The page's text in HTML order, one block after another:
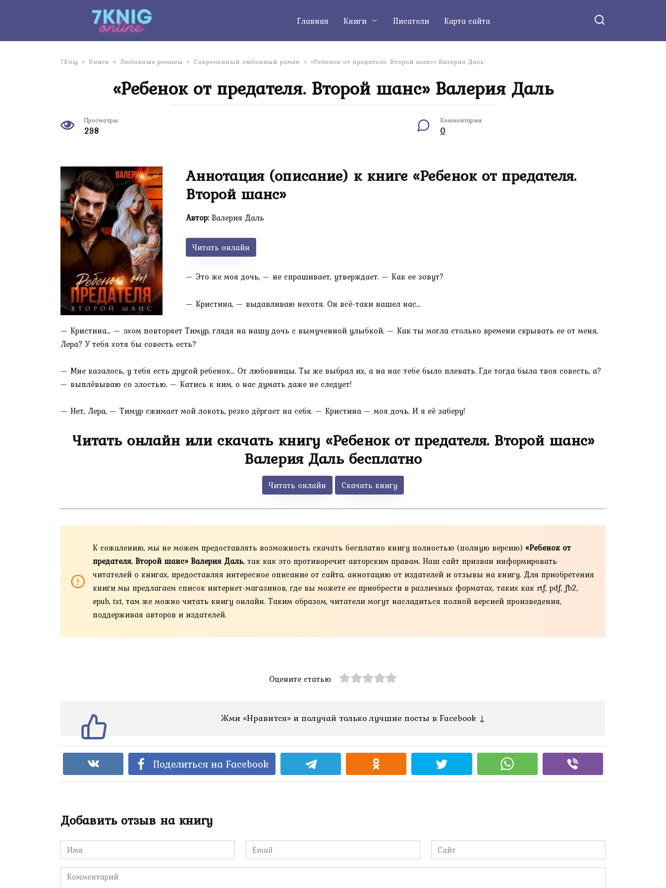
Главная Книги Писатели Карта сайта
7Knig » Книги » Любовные романы » Современный любовный роман » «Ребенок от предателя. Второй шанс» Валерия Даль
«Ребенок от предателя. Второй шанс» Валерия Даль
Просмотры
298
Комментарии
0
Аннотация (описание) к книге «Ребенок от предателя.
Второй шанс»
Автор:Валерия Даль
Читать онлайн
— Это же моя дочь, — не спрашивает, утверждает. — Как ее зовут?
— Кристина, — выдавливаю нехотя. Он всё-таки нашел нас…
— Кристина… — эхом повторяет Тимур, глядя на нашу дочь с вымученной улыбкой. — Как ты могла столько времени скрывать ее от меня,
Лера? У тебя хотя бы совесть есть?
— Мне казалось, у тебя есть другой ребенок… От любовницы. Ты же выбрал их, а на нас тебе было плевать. Где тогда была твоя совесть, а?
— выплёвываю со злостью. — Катись к ним, о нас думать даже не следует!
— Нет, Лера, — Тимур сжимает мой локоть, резко дёргает на себя. — Кристина — моя дочь. И я её заберу!
Читать онлайн или скачать книгу «Ребенок от предателя. Второй шанс»
Валерия Даль бесплатно
Читать онлайн Скачать книгу
К сожалению, мы не можем предоставлять возможность скачать бесплатно книгу полностью (полную версию) «Ребенок от
предателя. Второй шанс» Валерия Даль, так как это противоречит авторским правам. Наш сайт призван информировать
читателей о книгах, предоставляя интересное описание от сайта, аннотацию от издателей и отзывы на книгу. Для приобретения
книги мы предлагаем список интернет-магазинов, где вы можете ее приобрести в различных форматах, таких как rtf, pdf, fb2,
epub, txt, там же можно читать книгу онлайн. Таким образом, читатели могут насладиться полной версией произведения,
поддерживая авторов и издателей.
Оцените статью
Жми «Нравится» и получай только лучшие посты в Facebook ↓
Поделиться на Facebook
Добавить отзыв на книгу
Имя
*
Email
*
Сайт
Комментарий